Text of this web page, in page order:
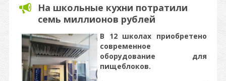
На школьные кухни потратили
семь миллионов рублей
В 12 школах приобретено
современное
оборудование для
пищеблоков.